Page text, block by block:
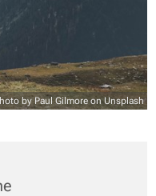
by Paul Gilmore on Unsplash